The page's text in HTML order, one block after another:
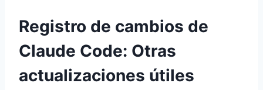
Registro de cambios de
Claude Code: Otras
actualizaciones útiles